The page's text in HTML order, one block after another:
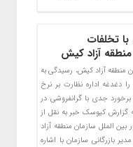
با تخلفات
آزاد کیش
منطقه آزاد کیش، رسیدگی به
دغدغه اداره نظارت بر نرخ
برخورد جدی با گرانفروشی در
گزارش کیوسک خبر به نقل از
الملل سازمان منطقه آزاد
بازرگانی سازمان با اشاره